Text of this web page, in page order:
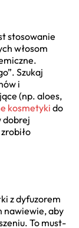
stosowanie
włosom
Szukaj
i
(np. aloes,
kosmetykido
dobrej
z dyfuzorem
nawiewie, aby
To must-